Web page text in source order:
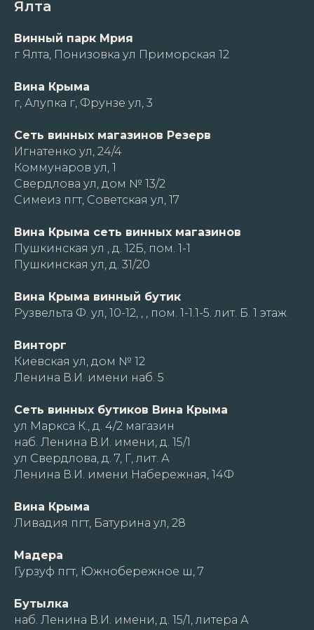
Ялта
Винный парк Мрия
г Ялта, Понизовка ул Приморская 12
Вина Крыма
г, Алупка г, Фрунзе ул, 3
Сеть винных магазинов Резерв
Игнатенко ул, 24/4
Коммунаров ул, 1
Свердлова ул, дом № 13/2
Симеиз пгт, Советская ул, 17
Вина Крыма сеть винных магазинов
Пушкинская ул , д. 12Б, пом. 1-1
Пушкинская ул, д. 31/20
Вина Крыма винный бутик
Рузвельта Ф. ул, 10-12, , , пом. 1-1.1-5. лит. Б. 1 этаж
Винторг
Киевская ул, дом № 12
Ленина В.И. имени наб. 5
Сеть винных бутиков Вина Крыма
ул Маркса К., д. 4/2 магазин
наб. Ленина В.И. имени, д. 15/1
ул Свердлова, д. 7, Г, лит. А
Ленина В.И. имени Набережная, 14Ф
Вина Крыма
Ливадия пгт, Батурина ул, 28
Мадера
Гурзуф пгт, Южнобережное ш, 7
Бутылка
наб. Ленина В.И. имени, д. 15/1, литера А